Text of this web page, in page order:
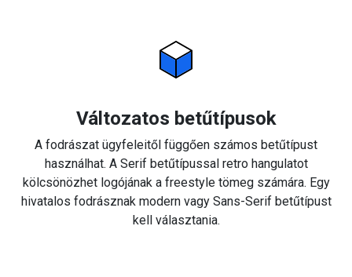
Változatos betűtípusok
A fodrászat ügyfeleitől függően számos betűtípust
használhat. A Serif betűtípussal retro hangulatot
kölcsönözhet logójának a freestyle tömeg számára. Egy
hivatalos fodrásznak modern vagy Sans-Serif betűtípust
kell választania.